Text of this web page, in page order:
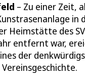
– Zu einer Zeit,
in
Heimstätte des
entfernt war,
der